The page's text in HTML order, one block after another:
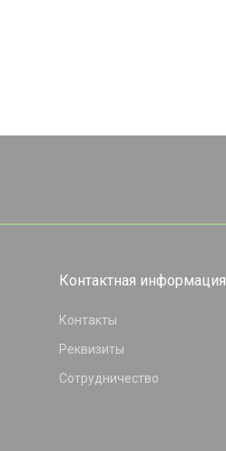
Контактная информация
Контакты
Реквизиты
Сотрудничество